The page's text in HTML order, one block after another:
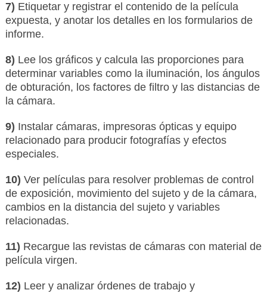
7) Etiquetar y registrar el contenido de la película
expuesta, y anotar los detalles en los formularios de
informe.
8) Lee los gráficos y calcula las proporciones para
determinar variables como la iluminación, los ángulos
de obturación, los factores de filtro y las distancias de
la cámara.
9) Instalar cámaras, impresoras ópticas y equipo
relacionado para producir fotografías y efectos
especiales.
10) Ver películas para resolver problemas de control
de exposición, movimiento del sujeto y de la cámara,
cambios en la distancia del sujeto y variables
relacionadas.
11) Recargue las revistas de cámaras con material de
película virgen.
12) Leer y analizar órdenes de trabajo y